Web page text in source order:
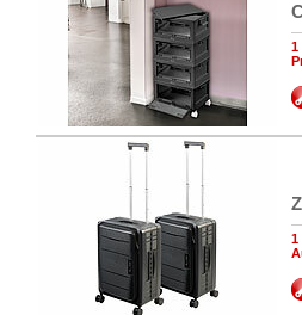
1
1